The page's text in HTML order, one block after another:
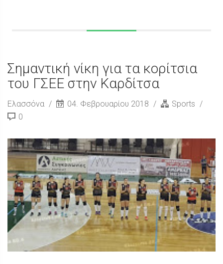
Σημαντική νίκη για τα κορίτσια
του ΓΣΕΕ στην Καρδίτσα
Ελασσόνα 04. Φεβρουαρίου 2018
Sports
0